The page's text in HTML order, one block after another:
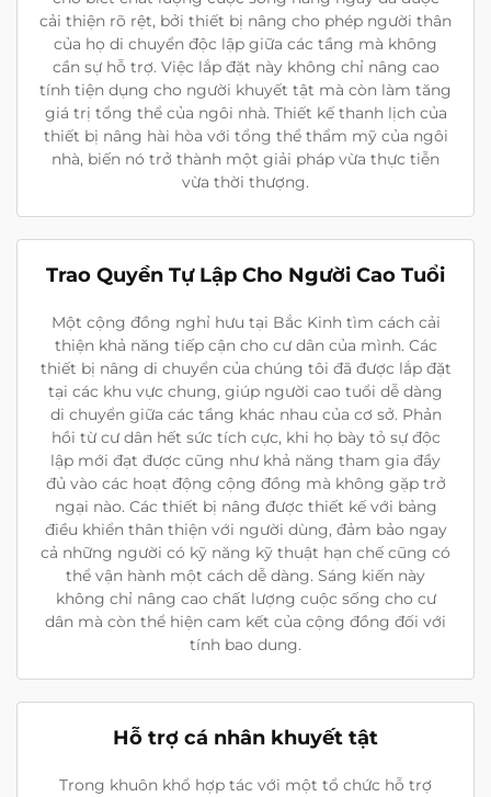
cải thiện rõ rệt, bởi thiết bị nâng cho phép người thân
của họ di chuyển độc lập giữa các tầng mà không
cần sự hỗ trợ. Việc lắp đặt này không chỉ nâng cao
tính tiện dụng cho người khuyết tật mà còn làm tăng
giá trị tổng thể của ngôi nhà. Thiết kế thanh lịch của
thiết bị nâng hài hòa với tổng thể thẩm mỹ của ngôi
nhà, biến nó trở thành một giải pháp vừa thực tiễn
vừa thời thượng.
Trao Quyền Tự Lập Cho Người Cao Tuổi
Một cộng đồng nghỉ hưu tại Bắc Kinh tìm cách cải
thiện khả năng tiếp cận cho cư dân của mình. Các
thiết bị nâng di chuyển của chúng tôi đã được lắp đặt
tại các khu vực chung, giúp người cao tuổi dễ dàng
di chuyển giữa các tầng khác nhau của cơ sở. Phản
hồi từ cư dân hết sức tích cực, khi họ bày tỏ sự độc
lập mới đạt được cũng như khả năng tham gia đầy
đủ vào các hoạt động cộng đồng mà không gặp trở
ngại nào. Các thiết bị nâng được thiết kế với bảng
điều khiển thân thiện với người dùng, đảm bảo ngay
cả những người có kỹ năng kỹ thuật hạn chế cũng có
thể vận hành một cách dễ dàng. Sáng kiến này
không chỉ nâng cao chất lượng cuộc sống cho cư
dân mà còn thể hiện cam kết của cộng đồng đối với
tính bao dung.
Hỗ trợ cá nhân khuyết tật
Trong khuôn khổ hợp tác với một tổ chức hỗ trợ